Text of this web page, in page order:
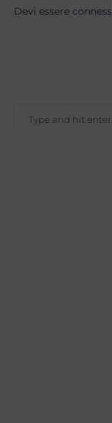
Devi essere